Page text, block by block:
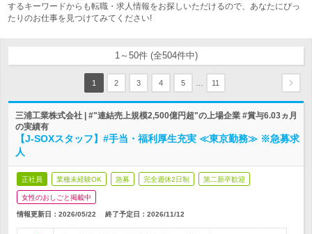
するキーワードからも転職・求人情報をお探しいただけるので、あなたにぴっ
たりのお仕事を見つけてみてください!
1～50件 (全504件中)
1 2 3 4 5 11
三浦工業株式会社 | #"連結売上規模2,500億円超"の上場企業 #賞与6.03ヵ月
の実績有
【J-SOXスタッフ】#手当・福利厚生充実 ≪東京勤務≫ ※急募求
人
正社員 業種未経験OK 急募 完全週休2日制 第二新卒歓迎
女性のおしごと掲載中
情報更新日：2026/05/22 終了予定日： 2026/11/12